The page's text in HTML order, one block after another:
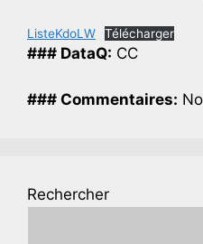
ListeKdoLW Télécharger
### DataQ: CC
### Commentaires:
Rechercher